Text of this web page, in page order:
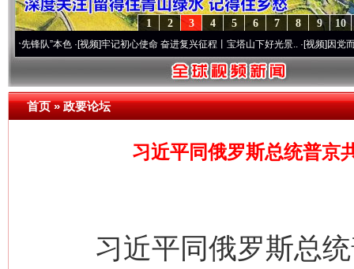
10
9
8
7
6
5
4
3
2
1
本色·[视频]牢记初心使命 奋进复兴征程丨宝塔山下好光景..·[视频]因党而生 为党
首页»政要论坛
习近平同俄罗斯总统普京
习近平同俄罗斯总统